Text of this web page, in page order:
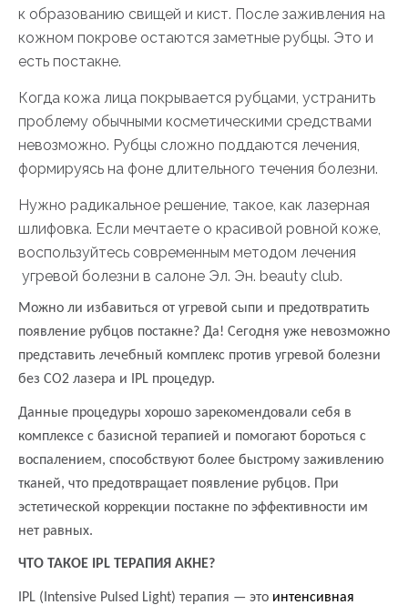
к образованию свищей и кист. После заживления на
кожном покрове остаются заметные рубцы. Это и
есть постакне.
Когда кожа лица покрывается рубцами, устранить
проблему обычными косметическими средствами
невозможно. Рубцы сложно поддаются лечения,
формируясь на фоне длительного течения болезни.
Нужно радикальное решение, такое, как лазерная
шлифовка. Если мечтаете о красивой ровной коже,
воспользуйтесь современным методом лечения
угревой болезни в салоне Эл. Эн. beauty club.
Можно ли избавиться от угревой сыпи и предотвратить
появление рубцов постакне? Да! Сегодня уже невозможно
представить лечебный комплекс против угревой болезни
без CO2 лазера и IPL процедур.
Данные процедуры хорошо зарекомендовали себя в
комплексе с базисной терапией и помогают бороться с
воспалением, способствуют более быстрому заживлению
тканей, что предотвращает появление рубцов. При
эстетической коррекции постакне по эффективности им
нет равных.
ЧТО ТАКОЕ IPL ТЕРАПИЯ АКНЕ?
IPL (Intensive Pulsed Light) терапия — это интенсивная